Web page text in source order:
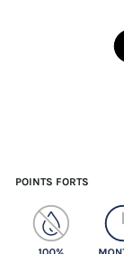
POINTS FORTS